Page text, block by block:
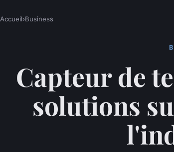
Accueil›Business
Capteur de
solutions